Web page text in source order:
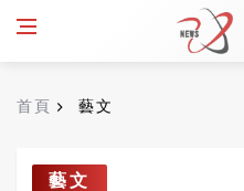
首頁 藝文
藝文